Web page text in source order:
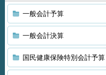
一般会計予算
一般会計決算
国民健康保険特別会計予